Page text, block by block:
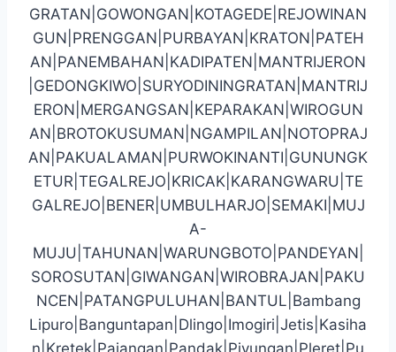
GRATAN|GOWONGAN|KOTAGEDE|REJOWINAN
GUN|PRENGGAN|PURBAYAN|KRATON|PATEH
AN|PANEMBAHAN|KADIPATEN|MANTRIJERON
|GEDONGKIWO|SURYODININGRATAN|MANTRIJ
ERON|MERGANGSAN|KEPARAKAN|WIROGUN
AN|BROTOKUSUMAN|NGAMPILAN|NOTOPRAJ
AN|PAKUALAMAN|PURWOKINANTI|GUNUNGK
ETUR|TEGALREJO|KRICAK|KARANGWARU|TE
GALREJO|BENER|UMBULHARJO|SEMAKI|MUJ
A-
MUJU|TAHUNAN|WARUNGBOTO|PANDEYAN|
SOROSUTAN|GIWANGAN|WIROBRAJAN|PAKU
NCEN|PATANGPULUHAN|BANTUL|Bambang
Lipuro|Banguntapan|Dlingo|Imogiri|Jetis|Kasiha
n|Kretek|Pajangan|Pandak|Piyungan|Pleret|Pu